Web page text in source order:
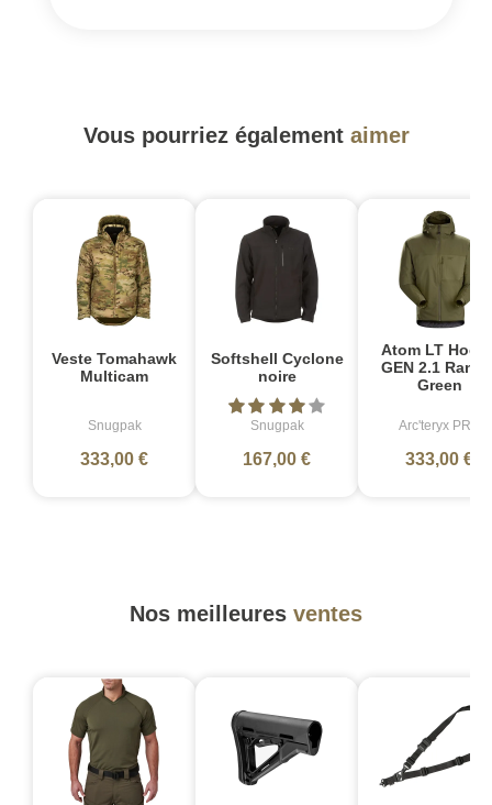
Vous pourriez également aimer
Veste Tomahawk
Multicam
Snugpak
333,00 €
Softshell Cyclone
noire
Snugpak
167,00 €
Atom LT
GEN 2.1
Green
Arc'teryx PRO
333,00 €
Nos meilleures ventes